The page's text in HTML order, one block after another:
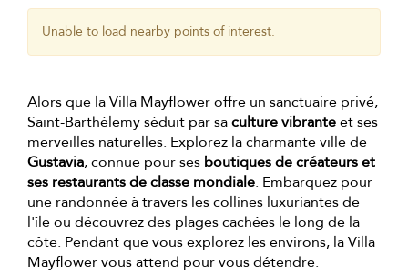
Unable to load nearby points of interest.
Alors que la Villa Mayflower offre un sanctuaire privé,
Saint-Barthélemy séduit par saculture vibranteet ses
merveilles naturelles. Explorez la charmante ville de
Gustavia, connue pour ses boutiques de créateurs et
ses restaurants de classe mondiale. Embarquez pour
une randonnée à travers les collines luxuriantes de
l'île ou découvrez des plages cachées le long de la
côte. Pendant que vous explorez les environs, la Villa
Mayflower vous attend pour vous détendre.